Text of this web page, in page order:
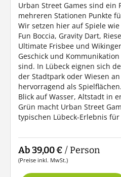
Urban Street Games sind ein
mehreren Stationen Punkte
Wir setzen hier auf Spiele
Fun Boccia, Gravity Dart,
Ultimate Frisbee und
Geschick und
sind. In Lübeck eignen sich
der Stadtpark oder Wiesen
hervorragend als
Blick auf Wasser, Altstadt in
Grün macht Urban Street
typischen Lübeck-Erlebnis
Ab 39,00 € / Person
(Preise inkl. MwSt.)